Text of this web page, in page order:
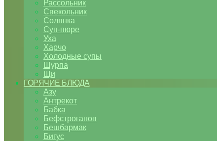
Рассольник
Свекольник
Солянка
Суп-пюре
Уха
Харчо
Холодные супы
Шурпа
Щи
ГОРЯЧИЕ БЛЮДА
Азу
Антрекот
Бабка
Бефстроганов
Бешбармак
Бигус